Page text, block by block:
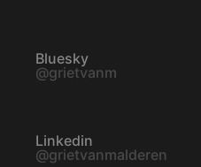
Bluesky
@grietvanm
Linkedin
@grietvanmalderen